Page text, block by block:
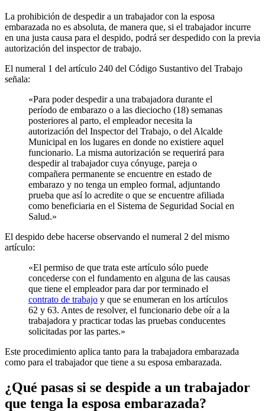
La prohibición de despedir a un trabajador con la esposa
embarazada no es absoluta, de manera que, si el trabajador incurre
en una justa causa para el despido, podrá ser despedido con la previa
autorización del inspector de trabajo.
El numeral 1 del artículo 240 del Código Sustantivo del Trabajo
señala:
«Para poder despedir a una trabajadora durante el
período de embarazo o a las dieciocho (18) semanas
posteriores al parto, el empleador necesita la
autorización del Inspector del Trabajo, o del Alcalde
Municipal en los lugares en donde no existiere aquel
funcionario. La misma autorización se requerirá para
despedir al trabajador cuya cónyuge, pareja o
compañera permanente se encuentre en estado de
embarazo y no tenga un empleo formal, adjuntando
prueba que así lo acredite o que se encuentre afiliada
como beneficiaria en el Sistema de Seguridad Social en
Salud.»
El despido debe hacerse observando el numeral 2 del mismo
artículo:
«El permiso de que trata este artículo sólo puede
concederse con el fundamento en alguna de las causas
que tiene el empleador para dar por terminado el
contrato de trabajo y que se enumeran en los artículos
62 y 63. Antes de resolver, el funcionario debe oír a la
trabajadora y practicar todas las pruebas conducentes
solicitadas por las partes.»
Este procedimiento aplica tanto para la trabajadora embarazada
como para el trabajador que tiene a su esposa embarazada.
¿Qué pasas si se despide a un trabajador
que tenga la esposa embarazada?